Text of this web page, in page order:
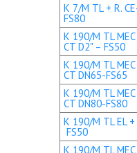
K 7/M TL + R.
FS80
K 190/M TL MEC
CT D2" – FS50
K 190/M TL MEC
CT DN65-FS65
K 190/M TL MEC
CT DN80-FS80
K 190/M TL EL +
FS50
K 190/M TL MEC